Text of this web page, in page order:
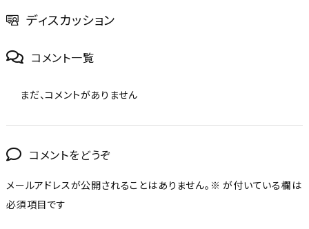
ディスカッション
コメント一覧
まだ、コメントがありません
コメントをどうぞ
メールアドレスが公開されることはありません。 ※ が付いている欄は
必須項目です